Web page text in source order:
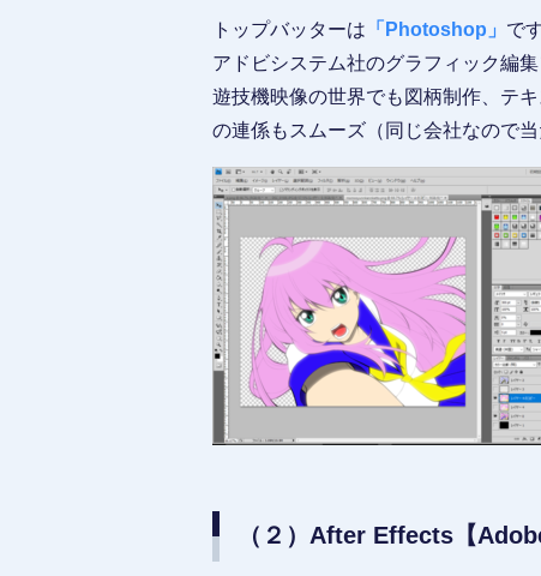
トップバッターは 「Photoshop」 で
アドビシステム社のグラフィック編
遊技機映像の世界でも図柄制作、テ
の連係もスムーズ（同じ会社なので
（２）After Effects【